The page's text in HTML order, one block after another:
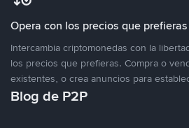
Opera con los precios que prefieras
Intercambia criptomonedas con la
los precios que prefieras. Compra o
existentes, o crea anuncios para
Blog de P2P